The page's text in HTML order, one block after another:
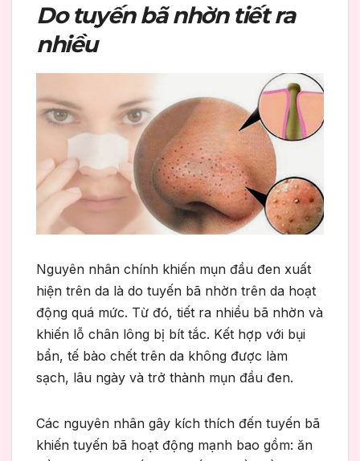
Do tuyến bã nhờn tiết ra
nhiều
Nguyên nhân chính khiến mụn đầu đen xuất
hiện trên da là do tuyến bã nhờn trên da hoạt
động quá mức. Từ đó, tiết ra nhiều bã nhờn và
khiến lỗ chân lông bị bít tắc. Kết hợp với bụi
bẩn, tế bào chết trên da không được làm
sạch, lâu ngày và trở thành mụn đầu đen.
Các nguyên nhân gây kích thích đến tuyến bã
khiến tuyến bã hoạt động mạnh bao gồm: ăn